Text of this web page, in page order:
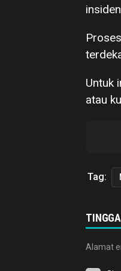
Untuk
atau
Tag:
Alamat